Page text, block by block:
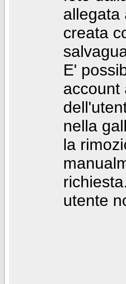
allegata
creata
E'
account
nella
la
utente